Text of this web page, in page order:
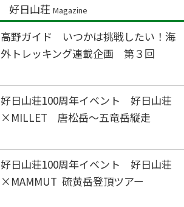
好日山荘 Magazine
高野ガイド いつかは挑戦したい！海
外トレッキング連載企画 第３回
好日山荘100周年イベント 好日山荘
×MILLET 唐松岳～五竜岳縦走
好日山荘100周年イベント 好日山荘
×MAMMUT 硫黄岳登頂ツアー